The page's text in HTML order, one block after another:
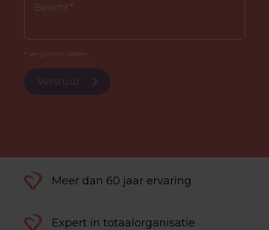
* Verplichte velden.
Verstuur
Meer dan 60 jaar ervaring
Expert in totaalorganisatie